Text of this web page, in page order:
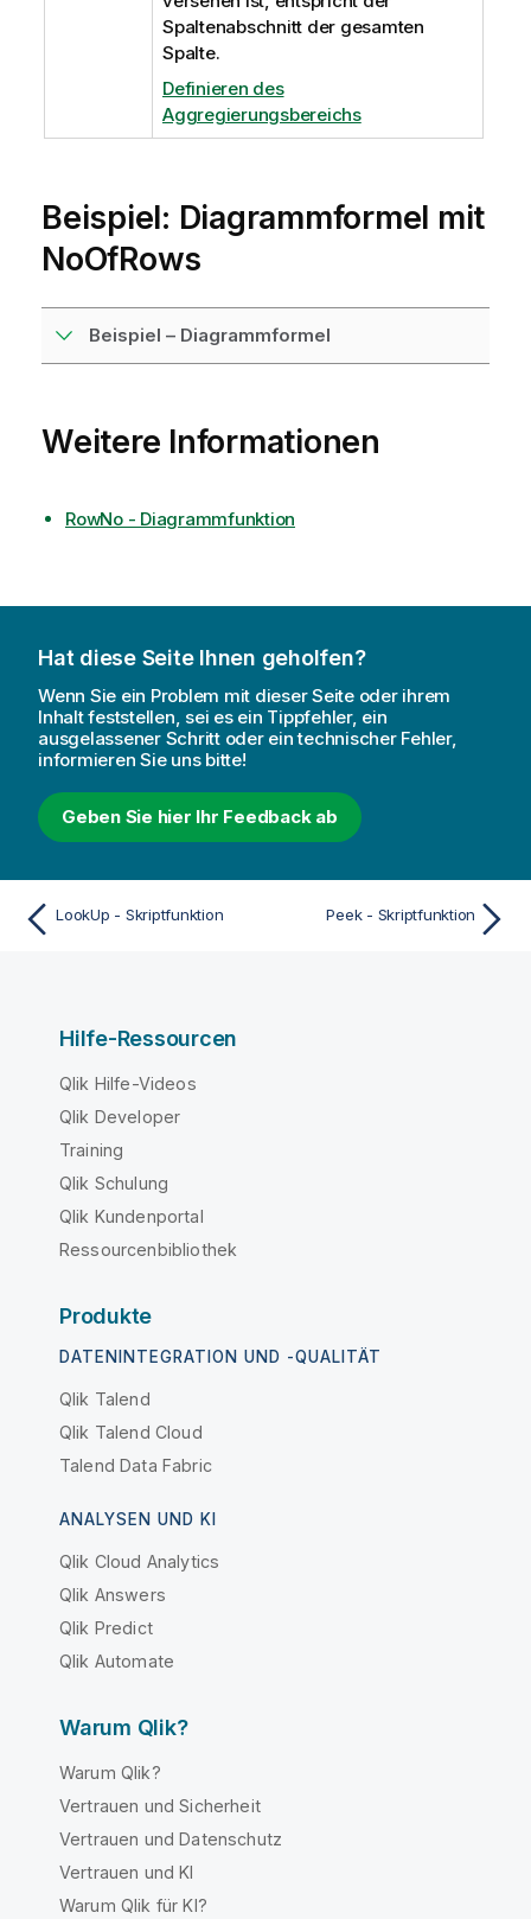
Spaltenabschnitt der gesamten
Spalte.
Definieren des
Aggregierungsbereichs
Beispiel: Diagrammformel mit
NoOfRows
Beispiel – Diagrammformel
Weitere Informationen
RowNo - Diagrammfunktion
Hat diese Seite Ihnen geholfen?
Wenn Sie ein Problem mit dieser Seite oder ihrem
Inhalt feststellen, sei es ein Tippfehler, ein
ausgelassener Schritt oder ein technischer Fehler,
informieren Sie uns bitte!
Geben Sie hier Ihr Feedback ab
LookUp - Skriptfunktion Peek - Skriptfunktion
Hilfe-Ressourcen
Qlik Hilfe-Videos
Qlik Developer
Training
Qlik Schulung
Qlik Kundenportal
Ressourcenbibliothek
Produkte
DATENINTEGRATION UND -QUALITÄT
Qlik Talend
Qlik Talend Cloud
Talend Data Fabric
ANALYSEN UND KI
Qlik Cloud Analytics
Qlik Answers
Qlik Predict
Qlik Automate
Warum Qlik?
Warum Qlik?
Vertrauen und Sicherheit
Vertrauen und Datenschutz
Vertrauen und KI
Warum Qlik für KI?